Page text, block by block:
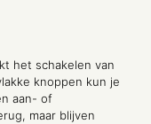
het schakelen van
knoppen kun je
aan- of
maar blijven